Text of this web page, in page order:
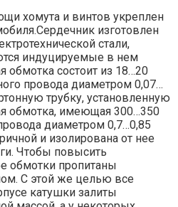
хомута и винтов укреплен
изготовлен
стали,
индуцируемые в нем
обмотка состоит из 18…20
провода диаметром 0,07…
трубку, установленную
обмотка, имеющая 300…350
диаметром 0,7…0,85
и изолирована от нее
Чтобы повысить
обмотки пропитаны
С этой же целью все
катушки залиты